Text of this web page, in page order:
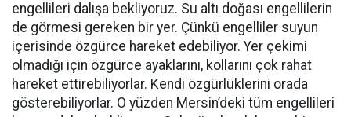
engellileri dalışa bekliyoruz. Su altı doğası engellilerin
de görmesi gereken bir yer. Çünkü engelliler suyun
içerisinde özgürce hareket edebiliyor. Yer çekimi
olmadığı için özgürce ayaklarını, kollarını çok rahat
hareket ettirebiliyorlar. Kendi özgürlüklerini orada
gösterebiliyorlar. O yüzden Mersin’deki tüm engellileri